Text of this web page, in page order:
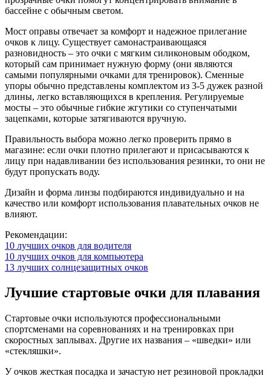
бассейне с обычным светом.
Мост оправы отвечает за комфорт и надежное прилегание
очков к лицу. Существует самонастраивающаяся
разновидность – это очки с мягким силиконовым ободком,
который сам принимает нужную форму (они являются
самыми популярными очками для тренировок). Сменные
упоры обычно представлены комплектом из 3-5 дужек разной
длины, легко вставляющихся в крепления. Регулируемые
мосты – это обычные гибкие жгутики со ступенчатыми
зацепками, которые затягиваются вручную.
Правильность выбора можно легко проверить прямо в
магазине: если очки плотно прилегают и присасываются к
лицу при надавливании без использования резинки, то они не
будут пропускать воду.
Дизайн и форма линзы подбираются индивидуально и на
качество или комфорт использования плавательных очков не
влияют.
Рекомендации:
10 лучших очков для водителя
10 лучших очков для компьютера
13 лучших солнцезащитных очков
Лучшие стартовые очки для плавания
Стартовые очки используются профессиональными
спортсменами на соревнованиях и на тренировках при
скоростных заплывах. Другие их названия – «шведки» или
«стекляшки».
У очков жесткая посадка и зачастую нет резиновой прокладки